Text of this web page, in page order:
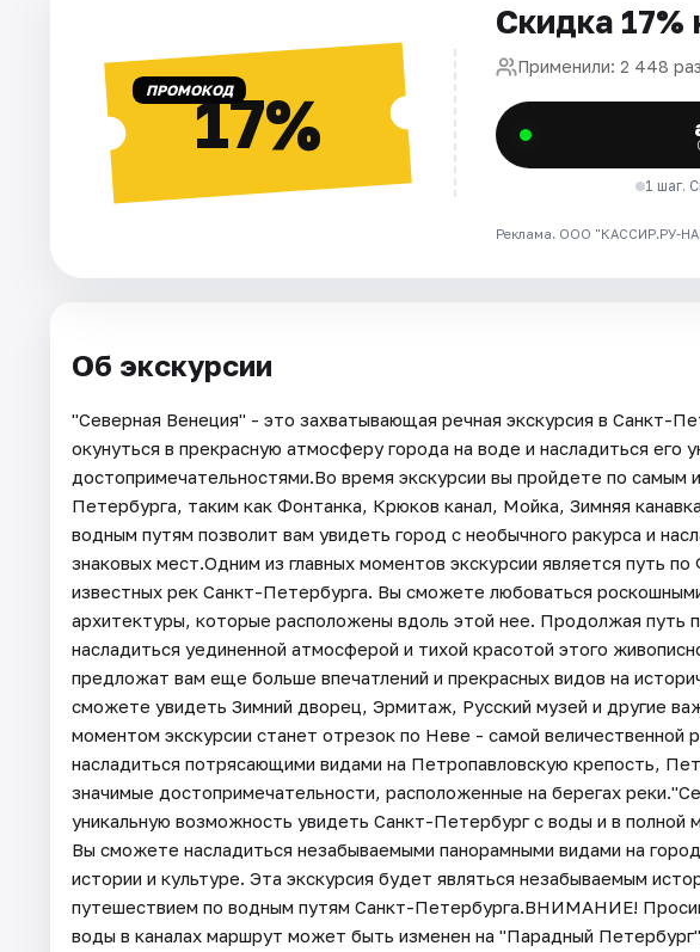
ПРОМОКОД17%
Скидка 17%
Применили: 2 448 раз
1 шаг.
Реклама. ООО "КАССИР.РУ-
Об экскурсии
"Северная Венеция" - это захватывающая речная экскурсия в Санкт-
окунуться в прекрасную атмосферу города на воде и насладиться его
достопримечательностями.Во время экскурсии вы пройдете по самым
Петербурга, таким как Фонтанка, Крюков канал, Мойка, Зимняя
водным путям позволит вам увидеть город с необычного ракурса и
знаковых мест.Одним из главных моментов экскурсии является путь
известных рек Санкт-Петербурга. Вы сможете любоваться
архитектуры, которые расположены вдоль этой нее. Продолжая путь
насладиться уединенной атмосферой и тихой красотой этого
предложат вам еще больше впечатлений и прекрасных видов на
сможете увидеть Зимний дворец, Эрмитаж, Русский музей и другие
моментом экскурсии станет отрезок по Неве - самой
насладиться потрясающими видами на Петропавловскую крепость,
значимые достопримечательности, расположенные на берегах
уникальную возможность увидеть Санкт-Петербург с воды и в полной
Вы сможете насладиться незабываемыми панорамными видами на
истории и культуре. Эта экскурсия будет являться незабываемым
путешествием по водным путям Санкт-Петербурга.ВНИМАНИЕ!
воды в каналах маршрут может быть изменен на "Парадный